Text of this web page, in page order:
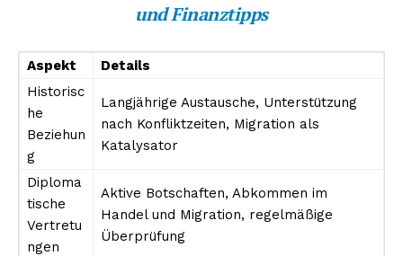
und Finanztipps
Aspekt
Details
Historisc
he
Beziehun
g
Langjährige Austausche, Unterstützung
nach Konfliktzeiten, Migration als
Katalysator
Diploma
tische
Vertretu
ngen
Aktive Botschaften, Abkommen im
Handel und Migration, regelmäßige
Überprüfung